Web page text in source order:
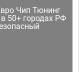
Чип Тюнинг
50+ городах РФ